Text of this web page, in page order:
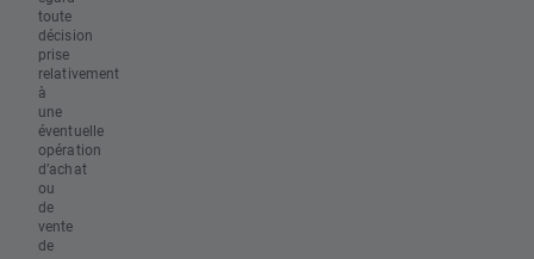
toute
décision
prise
relativement
à
une
éventuelle
opération
d’achat
ou
de
vente
de